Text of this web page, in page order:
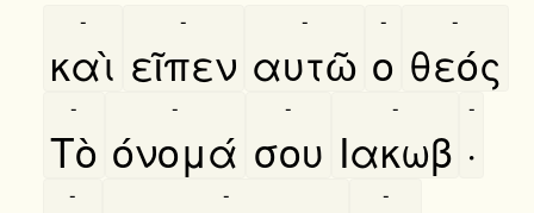
καὶ
-
εῖπεν
-
αυτῶ
-
ο
-
θεός
-
Τὸ
-
όνομά
-
σου
-
Ιακωβ
-
·
-
- - -